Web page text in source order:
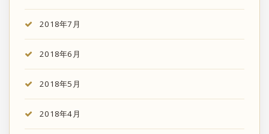
2018年7月
2018年6月
2018年5月
2018年4月